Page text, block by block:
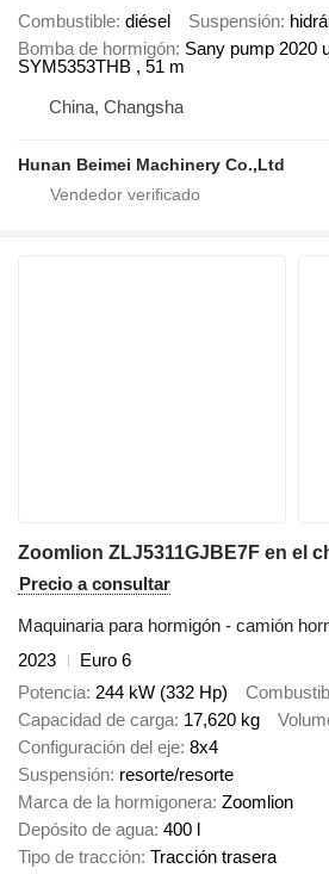
Combustible diésel Suspensión
Bomba de hormigón Sany pump 2020
SYM5353THB , 51 m
China, Changsha
Hunan Beimei Machinery Co.,Ltd
Zoomlion ZLJ5311GJBE7F en el
Precio a consultar
Maquinaria para hormigón - camión
2023
Euro 6
Potencia 244 kW (332 Hp)
Capacidad de carga 17,620 kg
Configuración del eje 8x4
Suspensión resorte/resorte
Marca de la hormigonera Zoomlion
Depósito de agua 400 l
Tipo de tracción Tracción trasera